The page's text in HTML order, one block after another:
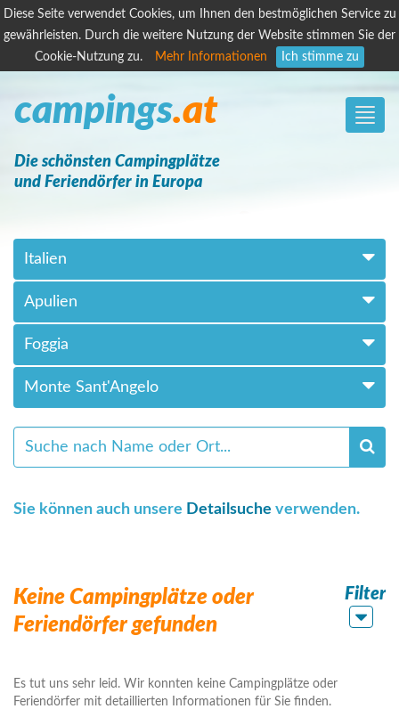
Diese Seite verwendet Cookies, um Ihnen den bestmöglichen Service zu
gewährleisten. Durch die weitere Nutzung der Website stimmen Sie der
Cookie-Nutzung zu.
Mehr Informationen Ich stimme zu
Toggle
campings.at
Die schönsten Campingplätze
und Feriendörfer in Europa
Italien
Apulien
Foggia
Monte Sant'Angelo
Sie können auch unsere Detailsuche verwenden.
Keine Campingplätze oder
Feriendörfer gefunden
Filter
Es tut uns sehr leid. Wir konnten keine Campingplätze oder
Feriendörfer mit detaillierten Informationen für Sie finden.